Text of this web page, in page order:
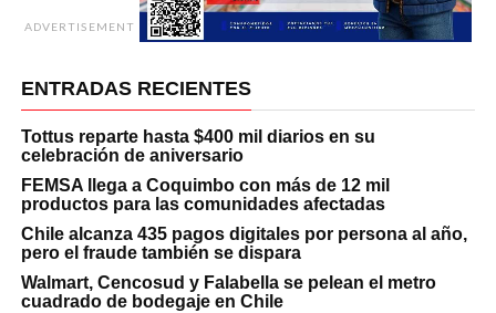
ADVERTISEMENT
ENTRADAS RECIENTES
Tottus reparte hasta $400 mil diarios en su
celebración de aniversario
FEMSA llega a Coquimbo con más de 12 mil
productos para las comunidades afectadas
Chile alcanza 435 pagos digitales por persona al año,
pero el fraude también se dispara
Walmart, Cencosud y Falabella se pelean el metro
cuadrado de bodegaje en Chile